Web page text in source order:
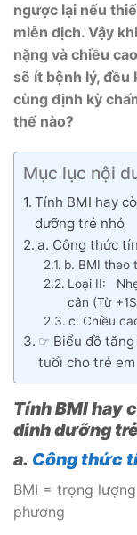
ngược lại nếu
miễn dịch. Vậy
nặng và chiều
sẽ ít bệnh lý, đều
cùng định kỳ
thế nào?
Mục lục nội
Tính BMI hay
dưỡng trẻ nhỏ
a. Công thức
b. BMI theo
Loại II:
cân (Từ
c. Chiều
☞ Biểu đồ
tuổi cho trẻ em
Tính BMI hay
dinh dưỡng
a. Công thức
BMI = trọng